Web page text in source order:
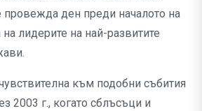
провежда ден преди началото на
лидерите на най-развитите
към подобни събития
2003 г., когато сблъсъци и